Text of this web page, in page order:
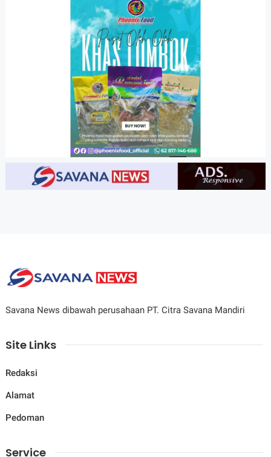
Savana News dibawah perusahaan PT. Citra Savana Mandiri
Site Links
Redaksi
Alamat
Pedoman
Service